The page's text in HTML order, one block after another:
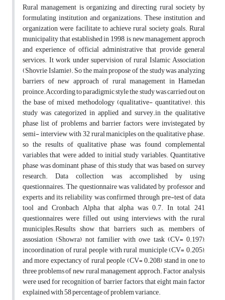
Rural management is organizing and directing rural society by
formulating institution and organizations. These institution and
organization were facilitate to achieve rural society goals. Rural
municipality that established in 1998, is new management approch
and experience of official administrative that provide general
services. It work under supervision of rural Islamic Association
(Shovrie Islamie). So the main propose of the study was analyzing
barriers of new approach of rural management in Hamedan
proince.According to paradigmic style the study was carried out on
the base of mixed methodology (qualitative- quantitative). this
study was categorized in applied and survey.in the qualitative
phase list of problems and barrier factors were invistegated by
semi- interview with 32 rural maniciples on the qualitative phase.
so the results of qualitative phase was found complemental
variables that were added to initial study variables. Quantitative
phase was dominant phase of this study that was based on survey
research. Data collection was accomplished by using
questionnaires. The questionnaire was validated by professor and
experts and its reliability was confirmed through pre-test of data
tool and Cronbach Alpha that alpha was 0.7. In total, 241
questionnaires were filled out using interviews with the rural
municiples.Results show that barriers such as; members of
assosiation (Showra) not familier with owe task (CV= 0.197),
incoordination of rural people with rural municiple (CV= 0.205),
and more expectancy of rural people (CV= 0.208) stand in one to
three problems of new rural management approch. Factor analysis
were used for recognition of barrier factors, that eight main factor
explained with 58 percentage of problem variance.